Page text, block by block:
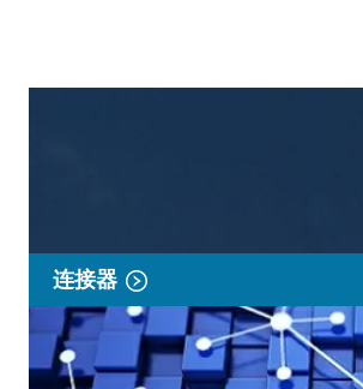
连接器